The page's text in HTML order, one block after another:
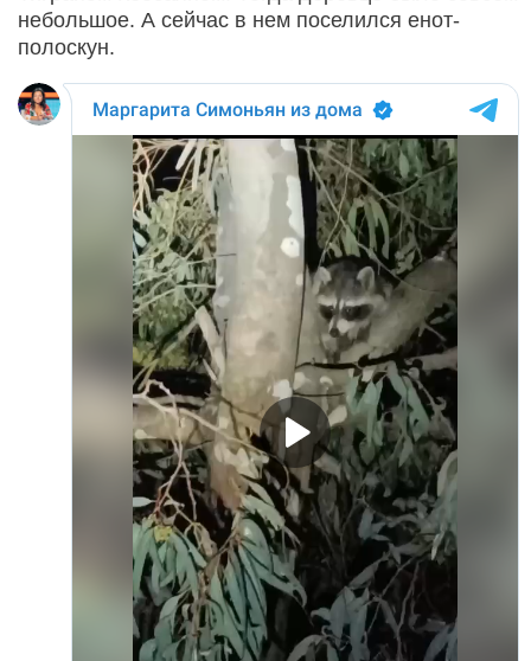
небольшое. А сейчас в нем поселился енот-
полоскун.